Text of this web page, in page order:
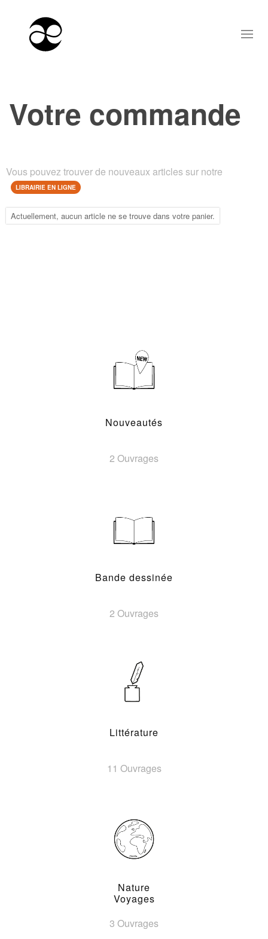
Votre commande
Vous pouvez trouver de nouveaux articles sur notre
LIBRAIRIE EN LIGNE
Actuellement, aucun article ne se trouve dans votre panier.
Nouveautés
2 Ouvrages
Bande dessinée
2 Ouvrages
Littérature
11 Ouvrages
Nature
Voyages
3 Ouvrages